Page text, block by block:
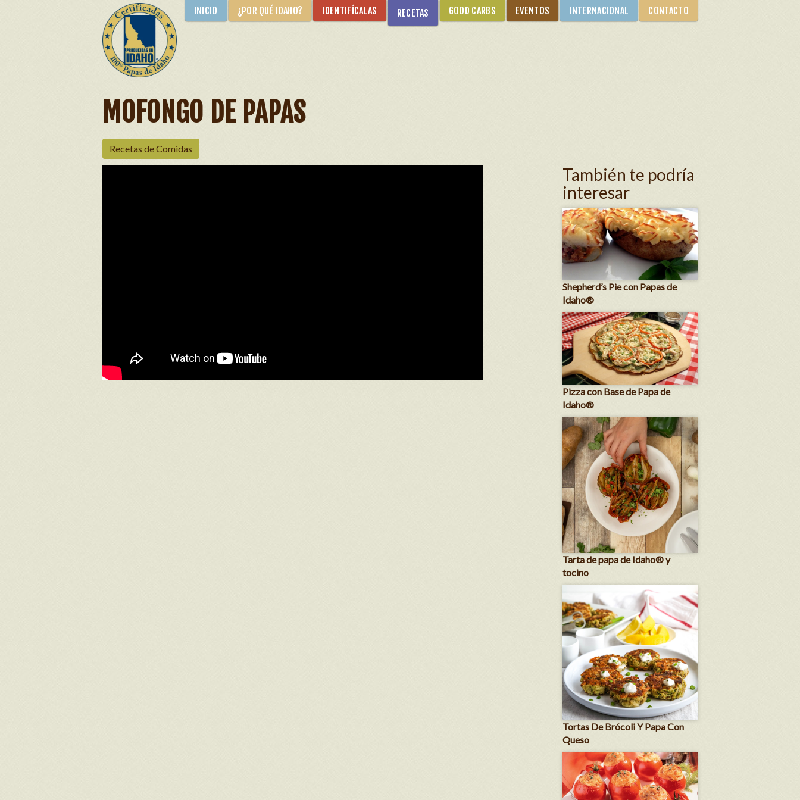
INICIO ¿POR QUÉ IDAHO? IDENTIFÍCALAS RECETAS GOOD CARBS EVENTOS INTERNACIONAL CONTACTO
MOFONGO DE PAPAS
Recetas de Comidas
También te podría
interesar
Shepherd’s Pie con Papas de
Idaho®
Pizza con Base de Papa de
Idaho®
Tarta de papa de Idaho® y
tocino
Tortas De Brócoli Y Papa Con
Queso